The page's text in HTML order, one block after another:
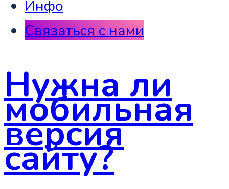
Инфо
Связаться с нами
Нужна ли
мобильная
версия
сайту?